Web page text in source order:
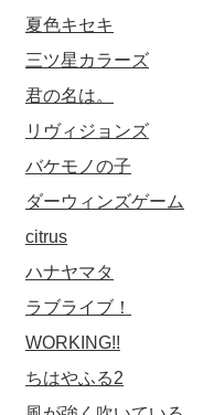
夏色キセキ
三ツ星カラーズ
君の名は。
リヴィジョンズ
バケモノの子
ダーウィンズゲーム
citrus
ハナヤマタ
ラブライブ！
WORKING!!
ちはやふる2